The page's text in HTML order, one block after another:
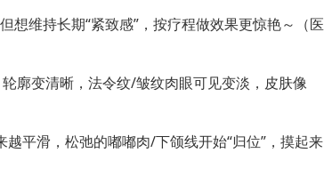
想维持长期“紧致感”，按疗程做效果更惊艳～（医
廓变清晰，法令纹/皱纹肉眼可见变淡，皮肤像
平滑，松弛的嘟嘟肉/下颌线开始“归位”，摸起来